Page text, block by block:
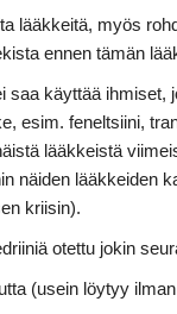
lääkkeitä, myös
ennen tämän
saa käyttää ihmiset,
esim. feneltsiini,
lääkkeistä
näiden lääkkeiden
kriisin).
otettu jokin
(usein löytyy